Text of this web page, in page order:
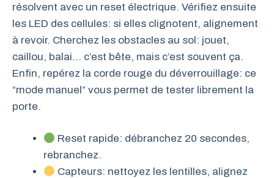
résolvent avec un reset électrique. Vérifiez ensuite
les LED des cellules: si elles clignotent, alignement
à revoir. Cherchez les obstacles au sol: jouet,
caillou, balai… c’est bête, mais c’est souvent ça.
Enfin, repérez la corde rouge du déverrouillage: ce
“mode manuel” vous permet de tester librement la
porte.
Reset rapide: débranchez 20 secondes,
rebranchez.
Capteurs: nettoyez les lentilles, alignez